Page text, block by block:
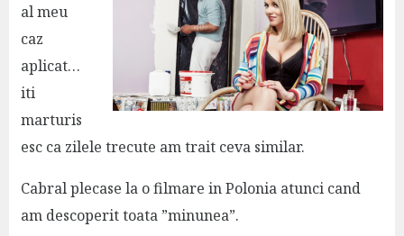
al meu
caz
aplicat…
iti
marturis
esc ca zilele trecute am trait ceva similar.
Cabral plecase la o filmare in Polonia atunci cand
am descoperit toata ”minunea”.